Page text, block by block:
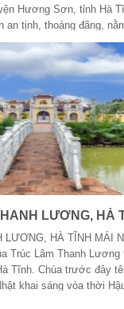
Hương Sơn, tỉnh Hà
an tịnh, thoáng đãng,
sau chùa là dãy núi
có dòng suối bắt
nên chùa còn có tên
LƯƠNG, HÀ
LƯƠNG, HÀ TĨNH MÁI
Trúc Lâm Thanh
Tĩnh. Chùa trước đây
khai sáng vòa thời